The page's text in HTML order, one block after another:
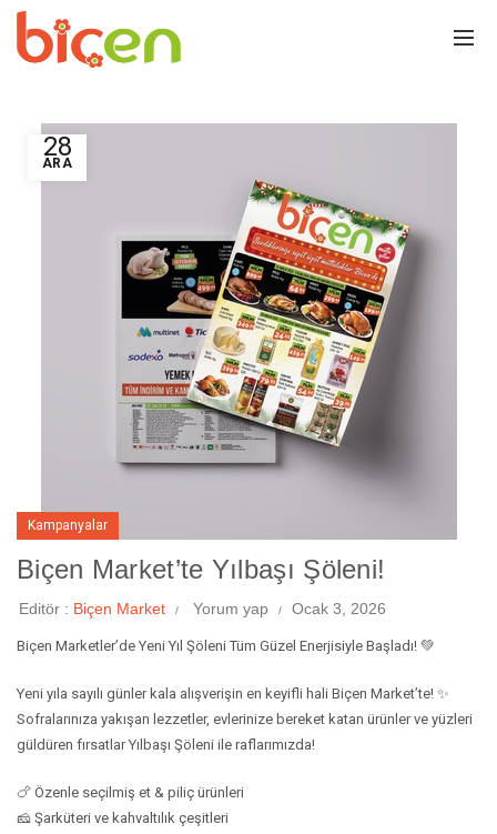
28
ARA
Kampanyalar
Biçen Market’te Yılbaşı Şöleni!
Editör : Biçen Market Yorum yap Ocak 3, 2026
Biçen Marketler’de Yeni Yıl Şöleni Tüm Güzel Enerjisiyle Başladı! 💚
Yeni yıla sayılı günler kala alışverişin en keyifli hali Biçen Market’te! ✨
Sofralarınıza yakışan lezzetler, evlerinize bereket katan ürünler ve yüzleri
güldüren fırsatlar Yılbaşı Şöleni ile raflarımızda!
🍗 Özenle seçilmiş et & piliç ürünleri
🧀 Şarküteri ve kahvaltılık çeşitleri